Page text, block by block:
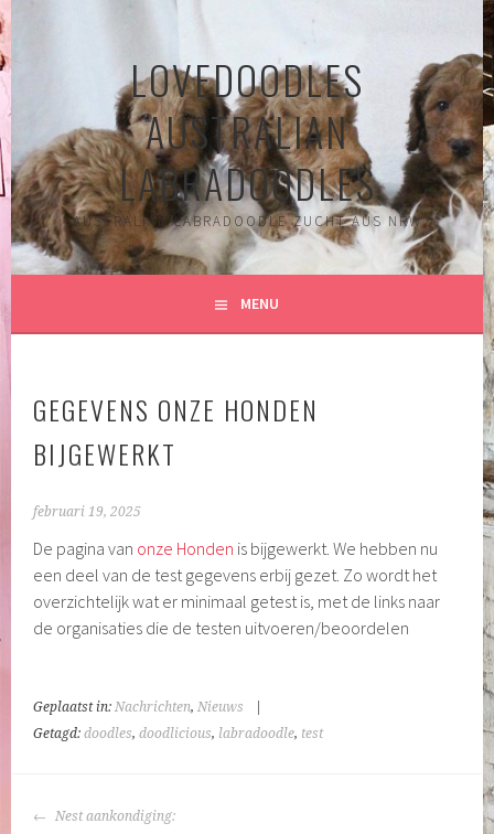
inhoud
LOVEDOODLES
AUSTRALIAN
LABRADOODLES
AUSTRALIAN LABRADOODLE ZUCHT AUS NRW
MENU
GEGEVENS ONZE HONDEN
BIJGEWERKT
februari 19, 2025
De pagina van onze Honden is bijgewerkt. We hebben nu
een deel van de test gegevens erbij gezet. Zo wordt het
overzichtelijk wat er minimaal getest is, met de links naar
de organisaties die de testen uitvoeren/beoordelen
Geplaatst in:Nachrichten,Nieuws
Getagd:doodles,doodlicious, labradoodle, test
BERICHTNAVIGATIE
Nest aankondiging: